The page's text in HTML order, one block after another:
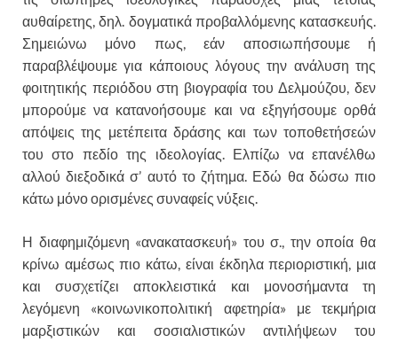
αυθαίρετης, δηλ. δογματικά προβαλλόμενης κατασκευής.
Σημειώνω μόνο πως, εάν αποσιωπήσουμε ή
παραβλέψουμε για κάποιους λόγους την ανάλυση της
φοιτητικής περιόδου στη βιογραφία του Δελμούζου, δεν
μπορούμε να κατανοήσουμε και να εξηγήσουμε ορθά
απόψεις της μετέπειτα δράσης και των τοποθετήσεών
του στο πεδίο της ιδεολογίας. Ελπίζω να επανέλθω
αλλού διεξοδικά σ’ αυτό το ζήτημα. Εδώ θα δώσω πιο
κάτω μόνο ορισμένες συναφείς νύξεις.
Η διαφημιζόμενη «ανακατασκευή» του σ., την οποία θα
κρίνω αμέσως πιο κάτω, είναι έκδηλα περιοριστική, μια
και συσχετίζει αποκλειστικά και μονοσήμαντα τη
λεγόμενη «κοινωνικοπολιτική αφετηρία» με τεκμήρια
μαρξιστικών και σοσιαλιστικών αντιλήψεων του